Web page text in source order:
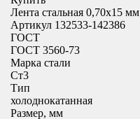
Лента стальная 0,70х15 мм
Артикул 132533-142386
ГОСТ
ГОСТ 3560-73
Марка стали
Ст3
Тип
холоднокатанная
Размер, мм